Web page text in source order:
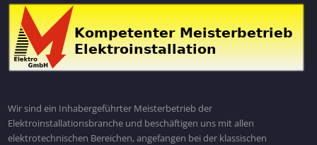
Wir sind ein Inhabergeführter Meisterbetrieb der
Elektroinstallationsbranche und beschäftigen uns mit allen
elektrotechnischen Bereichen, angefangen bei der klassischen